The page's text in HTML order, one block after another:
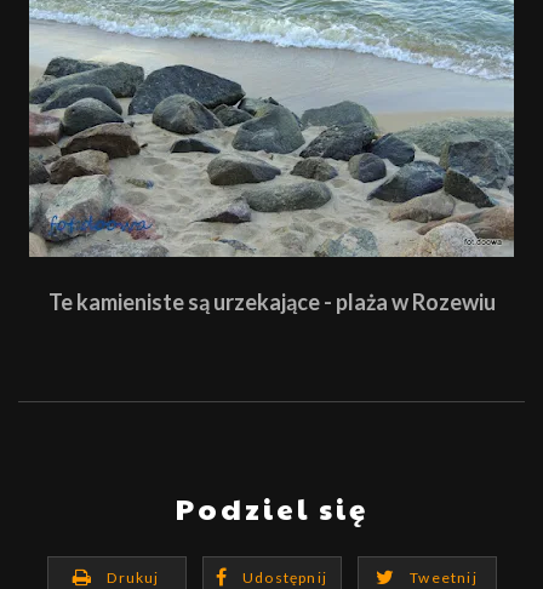
Te kamieniste są urzekające - plaża w Rozewiu
Podziel się
Drukuj Udostępnij Tweetnij